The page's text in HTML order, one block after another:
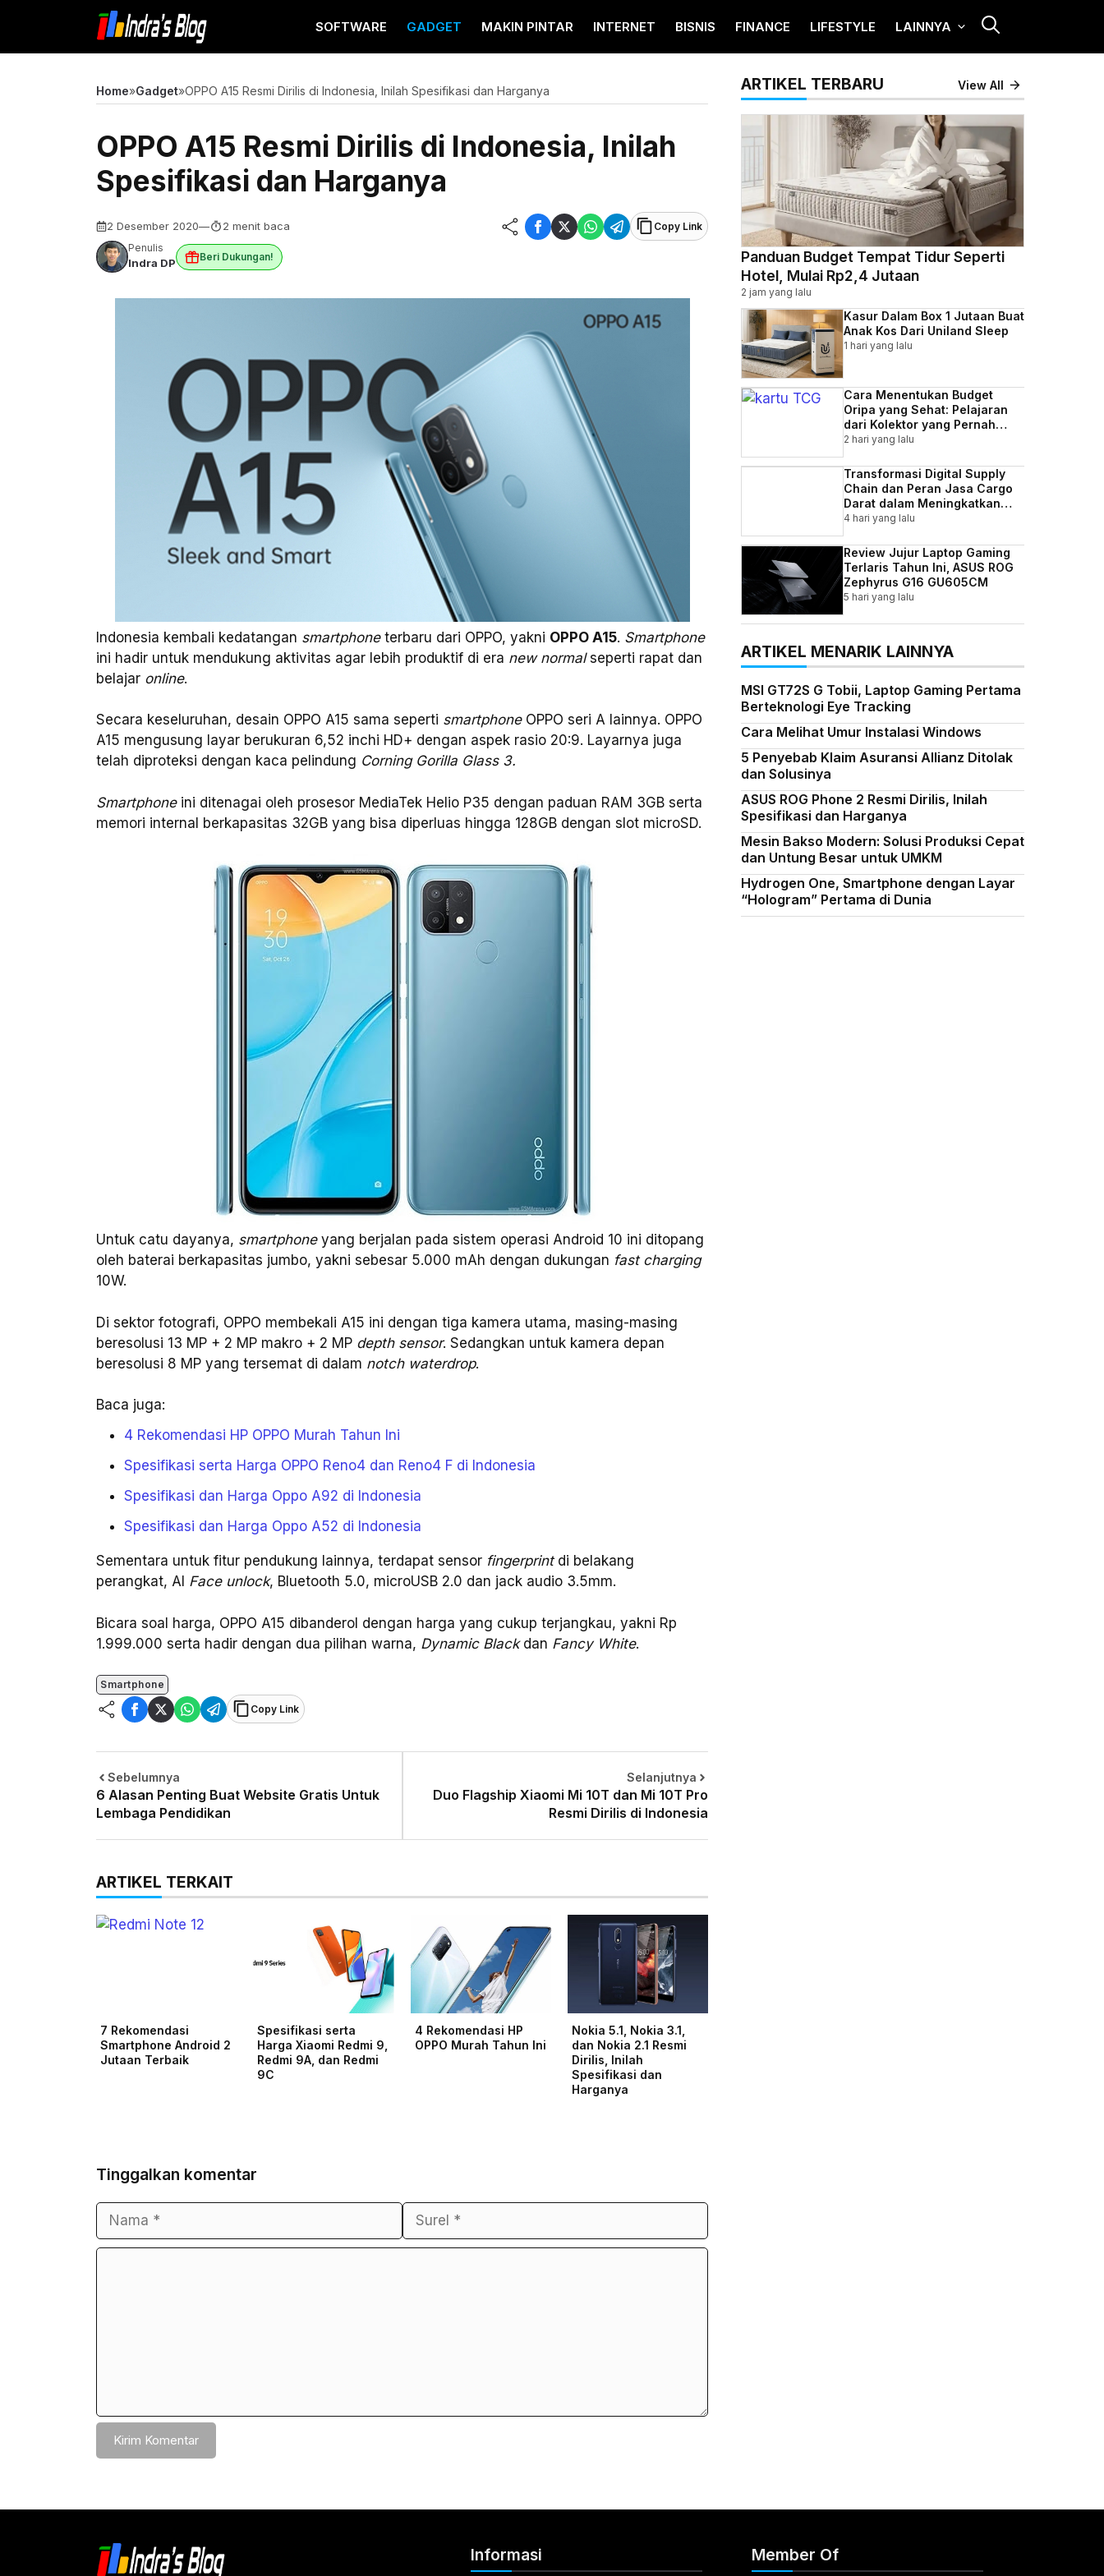
isi
SOFTWARE GADGET MAKIN PINTAR INTERNET BISNIS FINANCE LIFESTYLE LAINNYA
Home»Gadget»OPPO A15 Resmi Dirilis di Indonesia, Inilah Spesifikasi dan Harganya
OPPO A15 Resmi Dirilis di Indonesia, Inilah
Spesifikasi dan Harganya
2 Desember 2020— 2 menit baca
Copy Link
Penulis
Indra DP Beri Dukungan!
Indonesia kembali kedatangan smartphoneterbaru dari OPPO, yakni OPPO A15. Smartphone
ini hadir untuk mendukung aktivitas agar lebih produktif di era new normalseperti rapat dan
belajar online.
Secara keseluruhan, desain OPPO A15 sama seperti smartphoneOPPO seri A lainnya. OPPO
A15 mengusung layar berukuran 6,52 inchi HD+ dengan aspek rasio 20:9. Layarnya juga
telah diproteksi dengan kaca pelindung Corning Gorilla Glass 3.
Smartphoneini ditenagai oleh prosesor MediaTek Helio P35 dengan paduan RAM 3GB serta
memori internal berkapasitas 32GB yang bisa diperluas hingga 128GB dengan slot microSD.
Untuk catu dayanya, smartphoneyang berjalan pada sistem operasi Android 10 ini ditopang
oleh baterai berkapasitas jumbo, yakni sebesar 5.000 mAh dengan dukungan fast charging
10W.
Di sektor fotografi, OPPO membekali A15 ini dengan tiga kamera utama, masing-masing
beresolusi 13 MP + 2 MP makro + 2 MP depth sensor. Sedangkan untuk kamera depan
beresolusi 8 MP yang tersemat di dalam notch waterdrop.
Baca juga:
4 Rekomendasi HP OPPO Murah Tahun Ini
Spesifikasi serta Harga OPPO Reno4 dan Reno4 F di Indonesia
Spesifikasi dan Harga Oppo A92 di Indonesia
Spesifikasi dan Harga Oppo A52 di Indonesia
Sementara untuk fitur pendukung lainnya, terdapat sensor fingerprintdi belakang
perangkat, AI Face unlock, Bluetooth 5.0, microUSB 2.0 dan jack audio 3.5mm.
Bicara soal harga, OPPO A15 dibanderol dengan harga yang cukup terjangkau, yakni Rp
1.999.000 serta hadir dengan dua pilihan warna, Dynamic Blackdan Fancy White.
Smartphone
Copy Link
Sebelumnya
6 Alasan Penting Buat Website Gratis Untuk
Lembaga Pendidikan
Selanjutnya
Duo Flagship Xiaomi Mi 10T dan Mi 10T Pro
Resmi Dirilis di Indonesia
ARTIKEL TERKAIT
7 Rekomendasi
Smartphone Android 2
Jutaan Terbaik
Spesifikasi serta
Harga Xiaomi Redmi 9,
Redmi 9A, dan Redmi
9C
4 Rekomendasi HP
OPPO Murah Tahun Ini
Nokia 5.1, Nokia 3.1,
dan Nokia 2.1 Resmi
Dirilis, Inilah
Spesifikasi dan
Harganya
Tinggalkan komentar
Nama
Surel
Komentar
ARTIKEL TERBARU View All
Panduan Budget Tempat Tidur Seperti
Hotel, Mulai Rp2,4 Jutaan
2 jam yang lalu
Kasur Dalam Box 1 Jutaan Buat
Anak Kos Dari Uniland Sleep
1 hari yang lalu
Cara Menentukan Budget
Oripa yang Sehat: Pelajaran
dari Kolektor yang Pernah
Kebablasan
2 hari yang lalu
Transformasi Digital Supply
Chain dan Peran Jasa Cargo
Darat dalam Meningkatkan
Efisiensi Bisnis Indonesia
4 hari yang lalu
Review Jujur Laptop Gaming
Terlaris Tahun Ini, ASUS ROG
Zephyrus G16 GU605CM
5 hari yang lalu
ARTIKEL MENARIK LAINNYA
MSI GT72S G Tobii, Laptop Gaming Pertama
Berteknologi Eye Tracking
Cara Melihat Umur Instalasi Windows
5 Penyebab Klaim Asuransi Allianz Ditolak
dan Solusinya
ASUS ROG Phone 2 Resmi Dirilis, Inilah
Spesifikasi dan Harganya
Mesin Bakso Modern: Solusi Produksi Cepat
dan Untung Besar untuk UMKM
Hydrogen One, Smartphone dengan Layar
“Hologram” Pertama di Dunia
Informasi Member Of